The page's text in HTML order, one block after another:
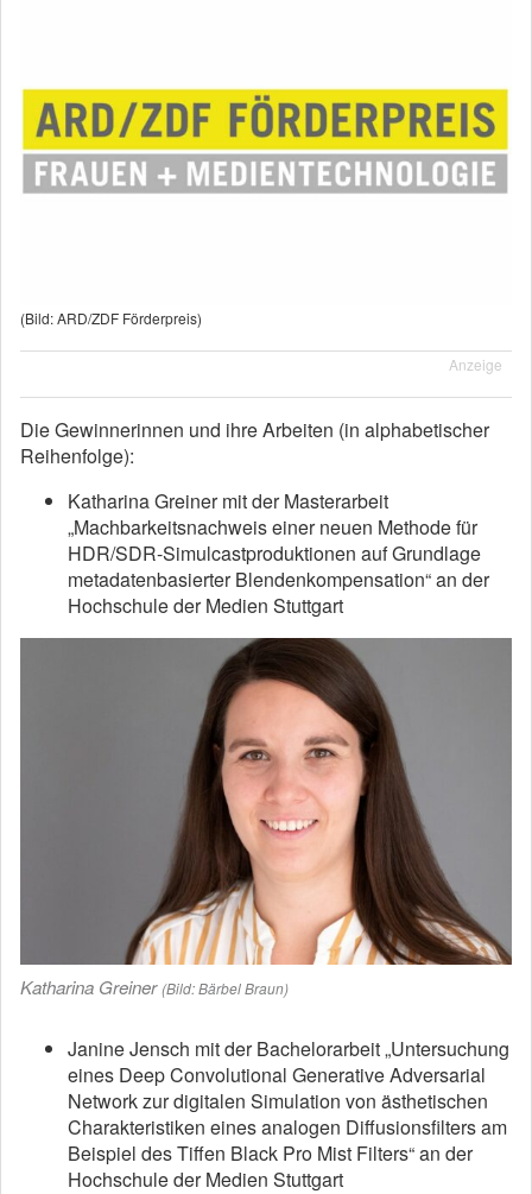
(Bild: ARD/ZDF Förderpreis)
Anzeige
Die Gewinnerinnen und ihre Arbeiten (in alphabetischer
Reihenfolge):
Katharina Greiner mit der Masterarbeit
„Machbarkeitsnachweis einer neuen Methode für
HDR/SDR-Simulcastproduktionen auf Grundlage
metadatenbasierter Blendenkompensation“ an der
Hochschule der Medien Stuttgart
Katharina Greiner (Bild: Bärbel Braun)
Janine Jensch mit der Bachelorarbeit „Untersuchung
eines Deep Convolutional Generative Adversarial
Network zur digitalen Simulation von ästhetischen
Charakteristiken eines analogen Diffusionsfilters am
Beispiel des Tiffen Black Pro Mist Filters“ an der
Hochschule der Medien Stuttgart